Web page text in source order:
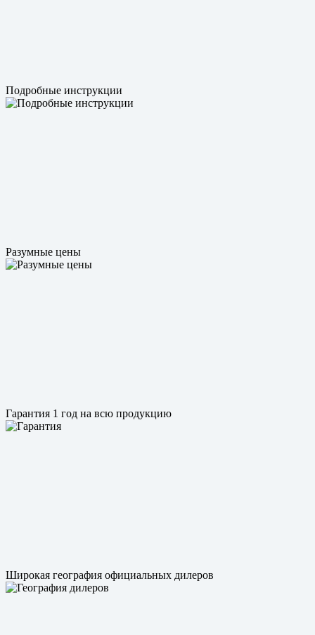
Подробные инструкции
Разумные цены
Гарантия 1 год на всю продукцию
Широкая география официальных дилеров